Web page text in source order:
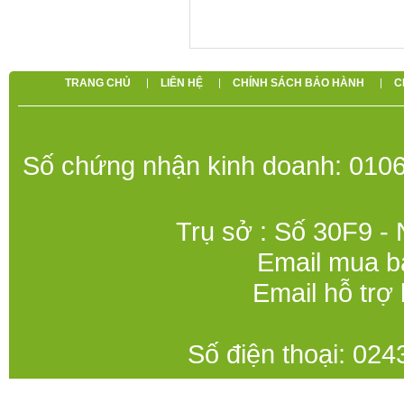
TRANG CHỦ LIÊN HỆ CHÍNH SÁCH BẢO HÀNH
Số chứng nhận kinh doanh:
Trụ sở : Số 30F9 -
Email mua
Email hỗ trợ
Số điện thoại: